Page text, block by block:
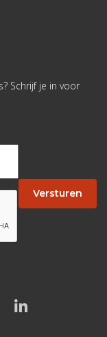
Schrijf je in voor
Versturen